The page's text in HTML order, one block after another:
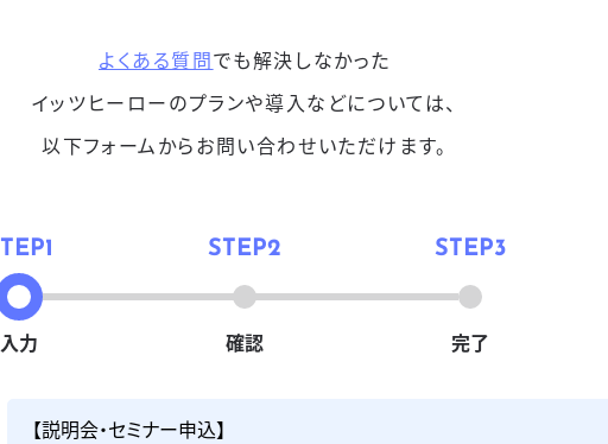
よくある質問でも解決しなかった
イッツヒーローのプランや導入などについては、
以下フォームからお問い合わせいただけます。
入力 確認 完了